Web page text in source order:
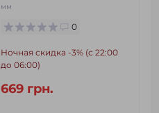
мм
0
Ночная скидка -3% (с 22:00
до 06:00)
669 грн.